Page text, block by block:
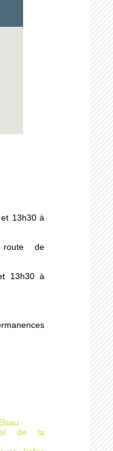
13h30 à
route de
13h30 à
de la